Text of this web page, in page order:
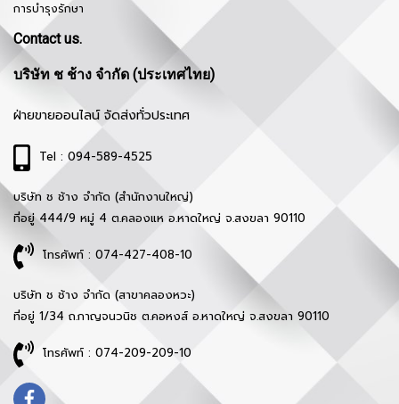
การบำรุงรักษา
Contact us.
บริษัท ช ช้าง จำกัด (ประเทศไทย)
ฝ่ายขายออนไลน์ จัดส่งทั่วประเทศ
Tel : 094-589-4525
บริษัท ช ช้าง จำกัด (สำนักงานใหญ่)
ที่อยู่ 444/9 หมู่ 4 ต.คลองแห อ.หาดใหญ่ จ.สงขลา 90110
โทรศัพท์ : 074-427-408-10
บริษัท ช ช้าง จำกัด (สาขาคลองหวะ)
ที่อยู่ 1/34 ถ.กาญจนวนิช ต.คอหงส์ อ.หาดใหญ่ จ.สงขลา 90110
โทรศัพท์ : 074-209-209-10